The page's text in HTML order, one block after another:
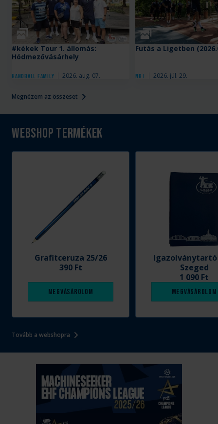
Megnézem az összeset
Galéria
Handball Family 2026. aug. 07.
#kékek Tour 1. állomás:
Hódmezővásárhely
Galéria
NB I 2026. júl. 29.
Futás a Ligetben
Webshop termékek
Tovább a webshopra
Grafitceruza 25/26
390 Ft
Megvásárolom
Szeged
1 090 Ft
Megvásárolom